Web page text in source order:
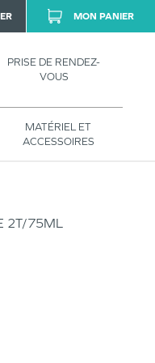
PRISE DE RENDEZ-
VOUS
MATÉRIEL ET
ACCESSOIRES
MON PANIER
2T/75ML